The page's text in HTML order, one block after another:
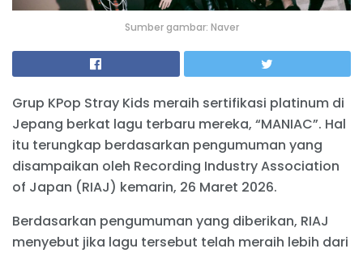
Sumber gambar: Naver
Grup KPop Stray Kids meraih sertifikasi platinum di
Jepang berkat lagu terbaru mereka, “MANIAC”. Hal
itu terungkap berdasarkan pengumuman yang
disampaikan oleh Recording Industry Association
of Japan (RIAJ) kemarin, 26 Maret 2026.
Berdasarkan pengumuman yang diberikan, RIAJ
menyebut jika lagu tersebut telah meraih lebih dari